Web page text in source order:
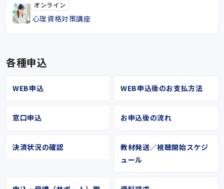
オンライン
心理資格対策講座
各種申込
WEB申込 WEB申込後のお支払方法
窓口申込 お申込後の流れ
決済状況の確認
教材発送／視聴開始スケジ
ュール